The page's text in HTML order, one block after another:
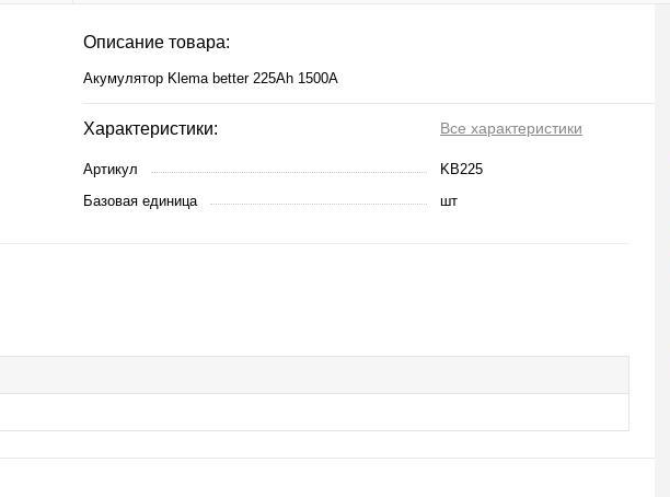
Описание товара:
Акумулятор Klema better 225Ah 1500A
Характеристики: Все характеристики
Артикул
KB225
Базовая единица
шт